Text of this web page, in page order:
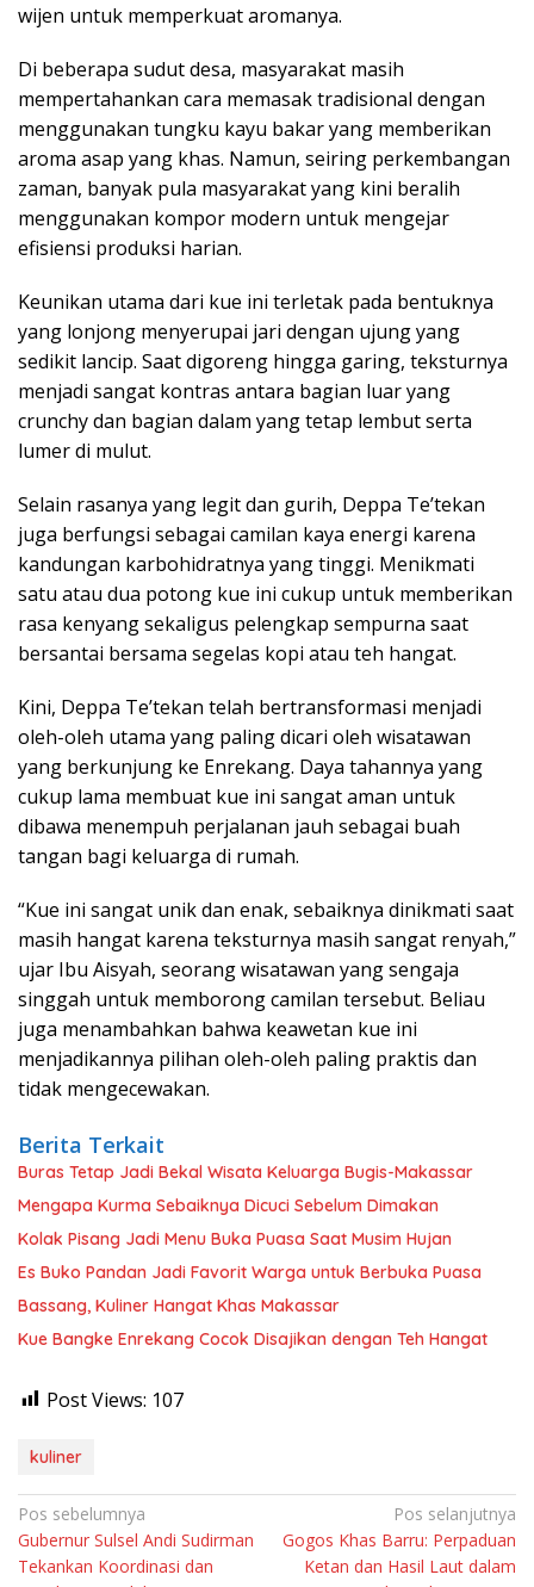
wijen untuk memperkuat aromanya.
Di beberapa sudut desa, masyarakat masih
mempertahankan cara memasak tradisional dengan
menggunakan tungku kayu bakar yang memberikan
aroma asap yang khas. Namun, seiring perkembangan
zaman, banyak pula masyarakat yang kini beralih
menggunakan kompor modern untuk mengejar
efisiensi produksi harian.
Keunikan utama dari kue ini terletak pada bentuknya
yang lonjong menyerupai jari dengan ujung yang
sedikit lancip. Saat digoreng hingga garing, teksturnya
menjadi sangat kontras antara bagian luar yang
crunchy dan bagian dalam yang tetap lembut serta
lumer di mulut.
Selain rasanya yang legit dan gurih, Deppa Te’tekan
juga berfungsi sebagai camilan kaya energi karena
kandungan karbohidratnya yang tinggi. Menikmati
satu atau dua potong kue ini cukup untuk memberikan
rasa kenyang sekaligus pelengkap sempurna saat
bersantai bersama segelas kopi atau teh hangat.
Kini, Deppa Te’tekan telah bertransformasi menjadi
oleh-oleh utama yang paling dicari oleh wisatawan
yang berkunjung ke Enrekang. Daya tahannya yang
cukup lama membuat kue ini sangat aman untuk
dibawa menempuh perjalanan jauh sebagai buah
tangan bagi keluarga di rumah.
“Kue ini sangat unik dan enak, sebaiknya dinikmati saat
masih hangat karena teksturnya masih sangat renyah,”
ujar Ibu Aisyah, seorang wisatawan yang sengaja
singgah untuk memborong camilan tersebut. Beliau
juga menambahkan bahwa keawetan kue ini
menjadikannya pilihan oleh-oleh paling praktis dan
tidak mengecewakan.
Berita Terkait
Buras Tetap Jadi Bekal Wisata Keluarga Bugis-Makassar
Mengapa Kurma Sebaiknya Dicuci Sebelum Dimakan
Kolak Pisang Jadi Menu Buka Puasa Saat Musim Hujan
Es Buko Pandan Jadi Favorit Warga untuk Berbuka Puasa
Bassang, Kuliner Hangat Khas Makassar
Kue Bangke Enrekang Cocok Disajikan dengan Teh Hangat
Post Views: 107
kuliner
Navigasi
pos
Pos sebelumnya
Gubernur Sulsel Andi Sudirman
Tekankan Koordinasi dan
Pos selanjutnya
Gogos Khas Barru: Perpaduan
Ketan dan Hasil Laut dalam